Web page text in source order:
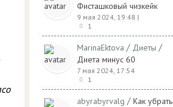
Фисташковый чизкейк
9 мая 2024, 19:48 |
1
MarinaEktova / Диеты /
Диета минус 60
7 мая 2024, 17:54
1
abyrabyrvalg / Как убрать